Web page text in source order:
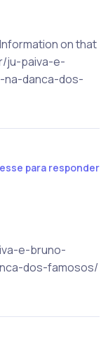
on that
ju-paiva-e-
na-danca-dos-
para responder
e-bruno-
dos-famosos/